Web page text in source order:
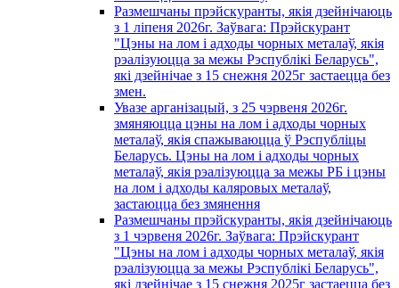
Размешчаны прэйскуранты, якія дзейнічаюць
з 1 лiпеня 2026г. Заўвага: Прэйскурант
"Цэны на лом і адходы чорных металаў, якія
рэалізуюцца за межы Рэспублікі Беларусь",
які дзейнічае з 15 снежня 2025г застаецца без
змен.
Увазе арганізацый, з 25 чэрвеня 2026г.
змяняюцца цэны на лом і адходы чорных
металаў, якія спажываюцца ў Рэспубліцы
Беларусь. Цэны на лом і адходы чорных
металаў, якія рэалізуюцца за межы РБ і цэны
на лом і адходы каляровых металаў,
застаюцца без змянення
Размешчаны прэйскуранты, якія дзейнічаюць
з 1 чэрвеня 2026г. Заўвага: Прэйскурант
"Цэны на лом і адходы чорных металаў, якія
рэалізуюцца за межы Рэспублікі Беларусь",
які дзейнічае з 15 снежня 2025г застаецца без